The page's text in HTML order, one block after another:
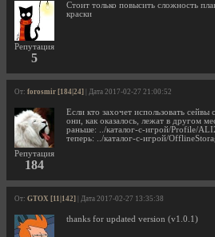
Репутация
5
Стоит только повысить сложность
краски
От: forosmir [184|24] | Дата 2017-02-27 21:00:52
Репутация
184
Если кто захочет использовать
они, как оказалось, лежат в другом
раньше: ../каталог-с-игрой/Profile/
теперь: ../каталог-с-игрой/
От: GTOX [11|142] | Дата 2017-02-27 13:35:38
thanks for updated version (v1.0.1)